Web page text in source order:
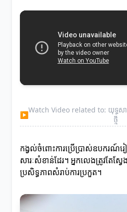
▶
Watch Video related to: យុទ្ធសាស្
ថ្មី
កង្វល់ចំពោះការប្រើប្រាស់ឧបករណ៍រៀ
សារៈសំខាន់ដែរ។ អ្នកលេងត្រូវតែស្
ប្រសិទ្ធភាពសំរាប់ការប្រកួត។